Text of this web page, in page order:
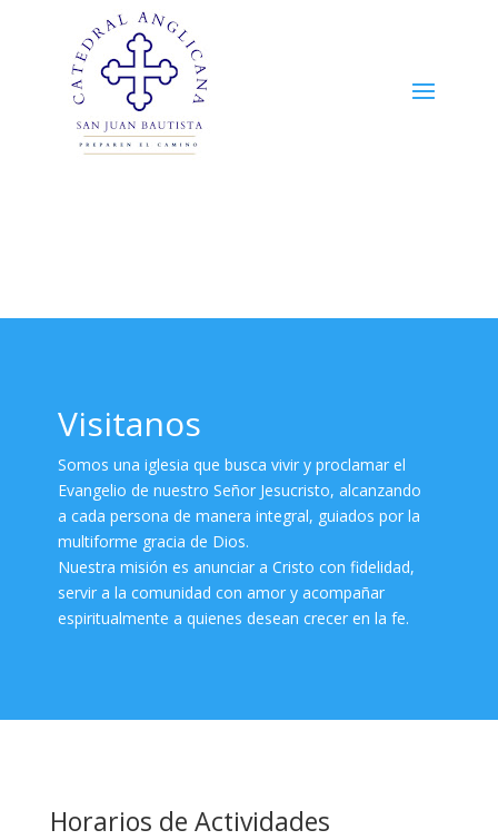
Visitanos
Somos una iglesia que busca vivir y proclamar el
Evangelio de nuestro Señor Jesucristo, alcanzando
a cada persona de manera integral, guiados por la
multiforme gracia de Dios.
Nuestra misión es anunciar a Cristo con fidelidad,
servir a la comunidad con amor y acompañar
espiritualmente a quienes desean crecer en la fe.
Horarios de Actividades